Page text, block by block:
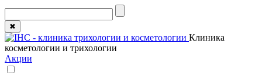
✖
Клиника
косметологии и трихологии
Акции